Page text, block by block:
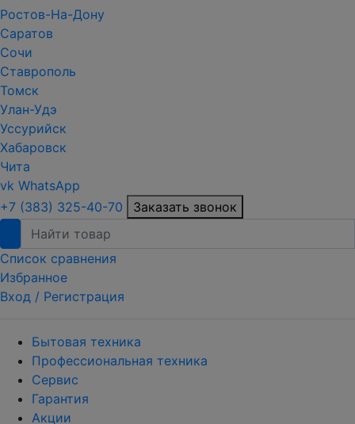
Ростов-На-Дону
Саратов
Сочи
Ставрополь
Томск
Улан-Удэ
Уссурийск
Хабаровск
Чита
vk WhatsApp
+7 (383) 325-40-70
Заказать звонок
Список сравнения
Избранное
Вход / Регистрация
Бытовая техника
Профессиональная техника
Сервис
Гарантия
Акции